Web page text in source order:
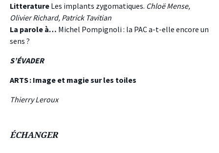
Litterature Les implants zygomatiques. Chloë Mense,
Olivier Richard, Patrick Tavitian
La parole à… Michel Pompignoli : la PAC a-t-elle encore un
sens ?
S’ÉVADER
ARTS : Image et magie sur les toiles
Thierry Leroux
ÉCHANGER